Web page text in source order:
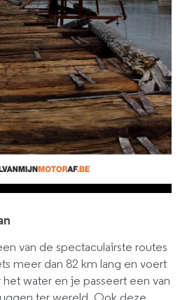
van de spectaculairste routes
meer dan 82 km lang en voert
water en je passeert een van